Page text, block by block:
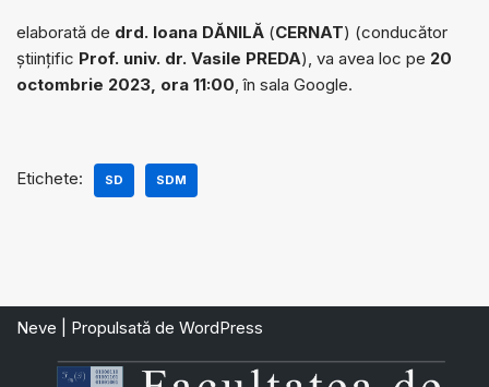
elaborată de drd. Ioana DĂNILĂ (CERNAT) (conducător
științific Prof. univ. dr. Vasile PREDA), va avea loc pe 20
octombrie 2023, ora 11:00, în sala Google.
Etichete: SD SDM
Neve | Propulsată de WordPress